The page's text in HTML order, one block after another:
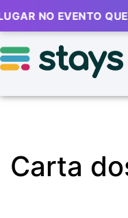
QUE VAI
Carta